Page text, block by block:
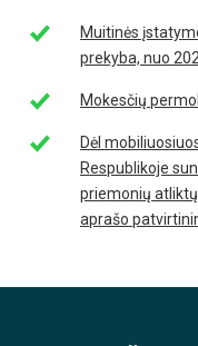
Muitinės
prekyba, nuo
Mokesčių
Dėl
Respublikoje
priemonių
aprašo